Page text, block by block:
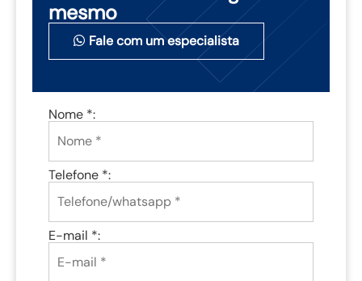
mesmo
Fale com um especialista
Nome *:
Telefone *:
E-mail *: